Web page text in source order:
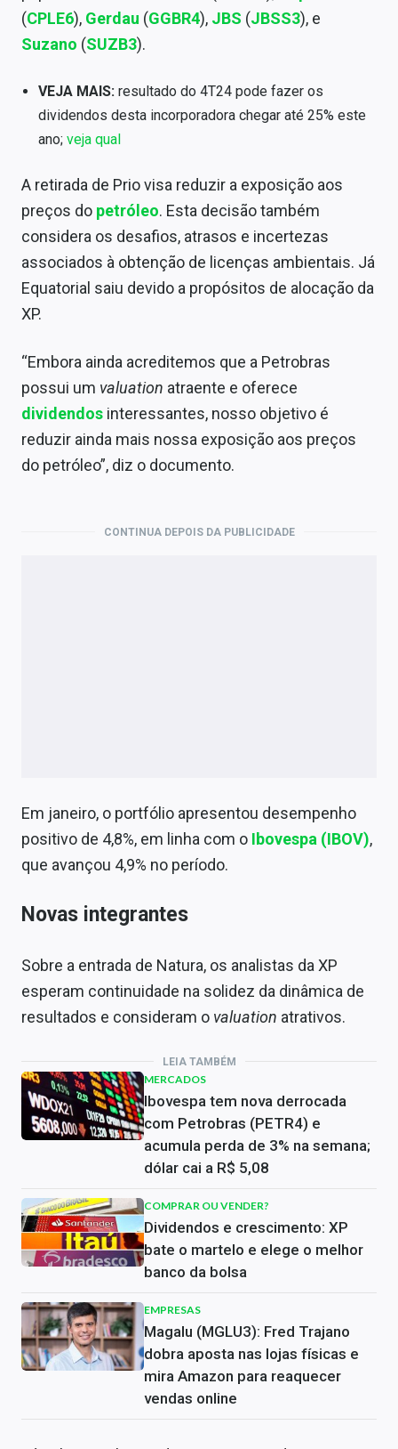
(CPLE6), Gerdau (GGBR4), JBS (JBSS3), e
Suzano (SUZB3).
VEJA MAIS: resultado do 4T24 pode fazer os
dividendos desta incorporadora chegar até 25% este
ano;veja qual
A retirada de Prio visa reduzir a exposição aos
preços do petróleo. Esta decisão também
considera os desafios, atrasos e incertezas
associados à obtenção de licenças ambientais. Já
Equatorial saiu devido a propósitos de alocação da
XP.
“Embora ainda acreditemos que a Petrobras
possui um valuation atraente e oferece
dividendos interessantes, nosso objetivo é
reduzir ainda mais nossa exposição aos preços
do petróleo”, diz o documento.
CONTINUA DEPOIS DA PUBLICIDADE
Em janeiro, o portfólio apresentou desempenho
positivo de 4,8%, em linha com o Ibovespa (IBOV),
que avançou 4,9% no período.
Novas integrantes
Sobre a entrada de Natura, os analistas da XP
esperam continuidade na solidez da dinâmica de
resultados e consideram o valuation atrativos.
LEIA TAMBÉM
MERCADOS
Ibovespa tem nova derrocada
com Petrobras (PETR4) e
acumula perda de 3% na semana;
dólar cai a R$ 5,08
COMPRAR OU VENDER?
Dividendos e crescimento: XP
bate o martelo e elege o melhor
banco da bolsa
EMPRESAS
Magalu (MGLU3): Fred Trajano
dobra aposta nas lojas físicas e
mira Amazon para reaquecer
vendas online